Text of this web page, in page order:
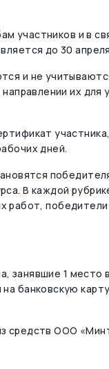
участников и в
до 30
и не
их для
дней.
В каждой
работ,
занявшие 1 место
банковскую
средств ООО